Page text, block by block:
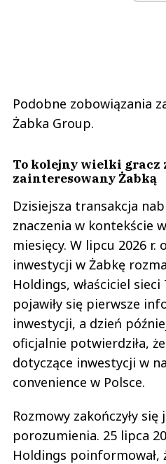
Podobne zobowiązania
Żabka Group.
To kolejny wielki gracz
zainteresowany Żabką
Dzisiejsza transakcja
znaczenia w kontekście
miesięcy. W lipcu 2026 r.
inwestycji w Żabkę
Holdings, właściciel sieci
pojawiły się pierwsze
inwestycji, a dzień
oficjalnie potwierdziła,
dotyczące inwestycji w
convenience w Polsce.
Rozmowy zakończyły się
porozumienia. 25 lipca
Holdings poinformował,